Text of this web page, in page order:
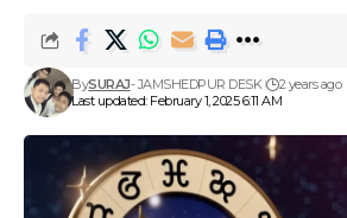
Last updated: February 1, 2025 6:11 AM
BySURAJ- JAMSHEDPUR DESK 2 years ago